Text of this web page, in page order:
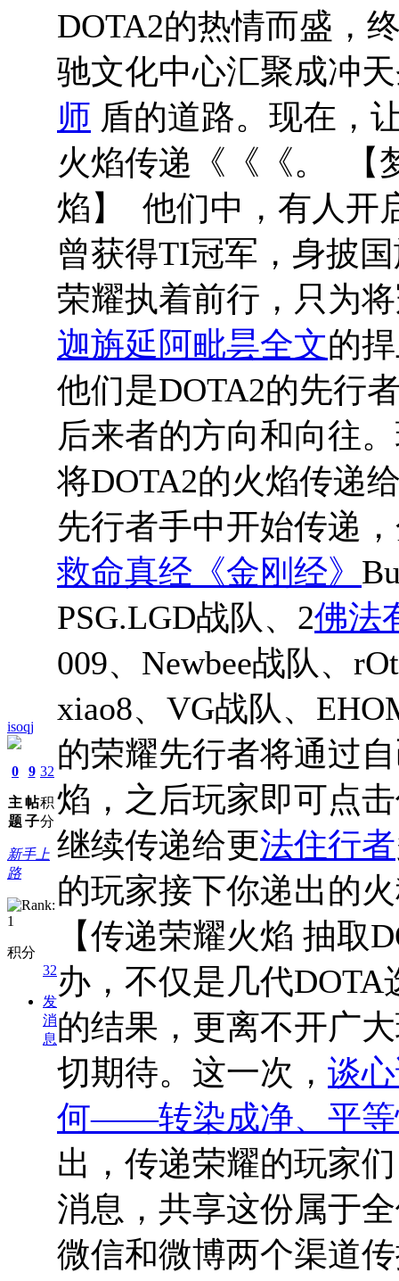
isoqj
0
主
题
9
帖
子
32
积
分
新手上
路
积分
32
发
消
息
DOTA2的热情而盛，
驰文化中心汇聚成冲
师 盾的道路。现在，
火焰传递《《《。 【
焰】 他们中，有人开
曾获得TI冠军，身披
荣耀执着前行，只为
迦旃延阿毗昙全文的
他们是DOTA2的先行
后来者的方向和向往
将DOTA2的火焰传递
先行者手中开始传递
救命真经《金刚经》
PSG.LGD战队、2佛法
009、Newbee战队、
xiao8、VG战队、
的荣耀先行者将通过
焰，之后玩家即可点
继续传递给更法住行者
的玩家接下你递出的
【传递荣耀火焰 抽取
办，不仅是几代
的结果，更离不开广
切期待。这一次， 谈
何——转染成净、平等
出，传递荣耀的玩家
消息，共享这份属于
微信和微博两个渠道